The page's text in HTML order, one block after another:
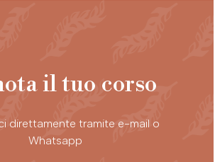
il tuo corso
direttamente tramite e-mail o
Whatsapp